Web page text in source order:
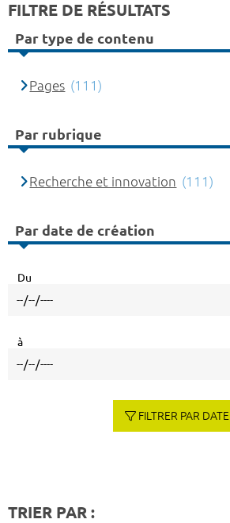
FILTRE DE RÉSULTATS
Par type de contenu
Pages (111)
Par rubrique
Recherche et innovation (111)
Par date de création
Du
à
FILTRER PAR DATE
TRIER PAR :